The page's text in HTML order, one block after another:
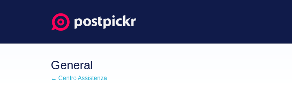
General
← Centro Assistenza